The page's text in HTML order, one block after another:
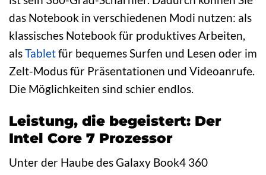
das Notebook in verschiedenen Modi nutzen: als
klassisches Notebook für produktives Arbeiten,
alsTabletfür bequemes Surfen und Lesen oder im
Zelt-Modus für Präsentationen und Videoanrufe.
Die Möglichkeiten sind schier endlos.
Leistung, die begeistert: Der
Intel Core 7 Prozessor
Unter der Haube des Galaxy Book4 360